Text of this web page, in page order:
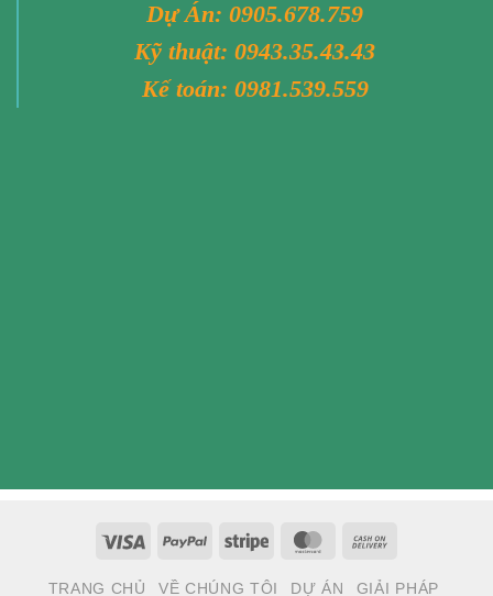
Dự Án: 0905.678.759
Kỹ thuật: 0943.35.43.43
Kế toán: 0981.539.559
Visa PayPal Stripe MasterCard
TRANG CHỦ VỀ CHÚNG TÔI DỰ ÁN GIẢI PHÁP